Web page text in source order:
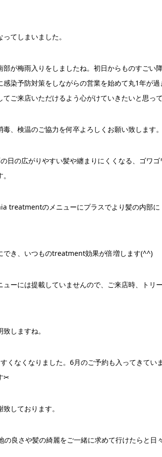
てしまいました。
部が梅雨入りをしましたね。初日からものすごい
感染予防対策をしながらの営業を始めて丸1年が
ご来店いただけるよう心がけていきたいと思って
、検温のご協力を何卒よろしくお願い致します。
日の広がりやすい髪や纏まりにくくなる、ゴワ
treatmentのメニューにプラスでより髪の内部に
でき、いつものtreatment効果が倍増します(^^)
ューには提載していませんので、ご来店時、トリ
しますね。
くなくなりました。6月のご予約も入ってきて
✂︎
しております。
の良さや髪の綺麗をご一緒に求めて行けたらと日